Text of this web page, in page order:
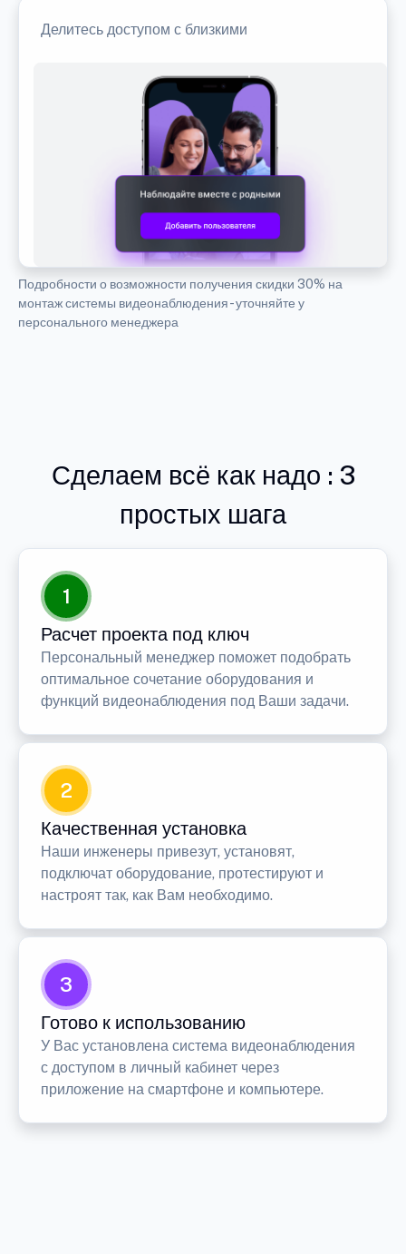
Делитесь доступом с близкими
Подробности о возможности получения скидки 30% на
монтаж системы видеонаблюдения - уточняйте у
персонального менеджера
Сделаем всё как надо : 3
простых шага
1
Расчет проекта под ключ
Персональный менеджер поможет подобрать
оптимальное сочетание оборудования и
функций видеонаблюдения под Ваши задачи.
2
Качественная установка
Наши инженеры привезут, установят,
подключат оборудование, протестируют и
настроят так, как Вам необходимо.
3
Готово к использованию
У Вас установлена система видеонаблюдения
с доступом в личный кабинет через
приложение на смартфоне и компьютере.